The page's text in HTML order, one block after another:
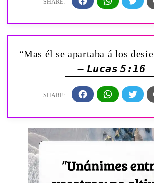
“Mas él se apartaba á los
— Lucas 5:16